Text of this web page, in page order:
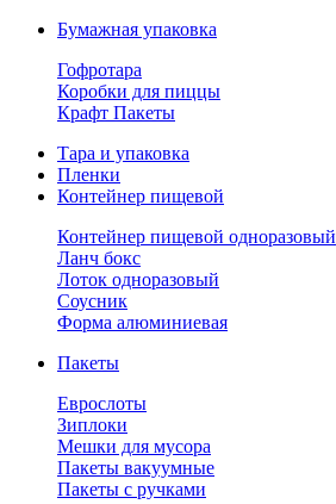
Бумажная упаковка
Гофротара
Коробки для пиццы
Крафт Пакеты
Тара и упаковка
Пленки
Контейнер пищевой
Контейнер пищевой одноразовый
Ланч бокс
Лоток одноразовый
Соусник
Форма алюминиевая
Пакеты
Еврослоты
Зиплоки
Мешки для мусора
Пакеты вакуумные
Пакеты с ручками